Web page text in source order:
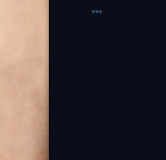
***